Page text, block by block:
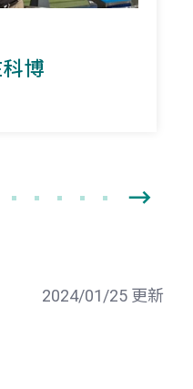
博
2024/01/25 更新